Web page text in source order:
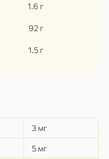
1.6 г
92 г
1.5 г
3 мг
5 мг